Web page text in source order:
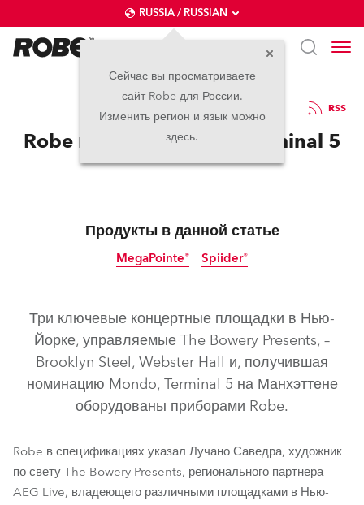
RUSSIA / RUSSIAN
Сейчас вы просматриваете
сайт Robe для России.
Изменить регион и язык можно
здесь.
08.09.2020 RSS
Robe в нью-йоркском Terminal 5
Продукты в данной статье
MegaPointe® Spiider®
Три ключевые концертные площадки в Нью-
Йорке, управляемые The Bowery Presents, –
Brooklyn Steel, Webster Hall и, получившая
номинацию Mondo, Terminal 5 на Манхэттене
оборудованы приборами Robe.
Robe в спецификациях указал Лучано Саведра, художник
по свету The Bowery Presents, регионального партнера
AEG Live, владеющего различными площадками в Нью-